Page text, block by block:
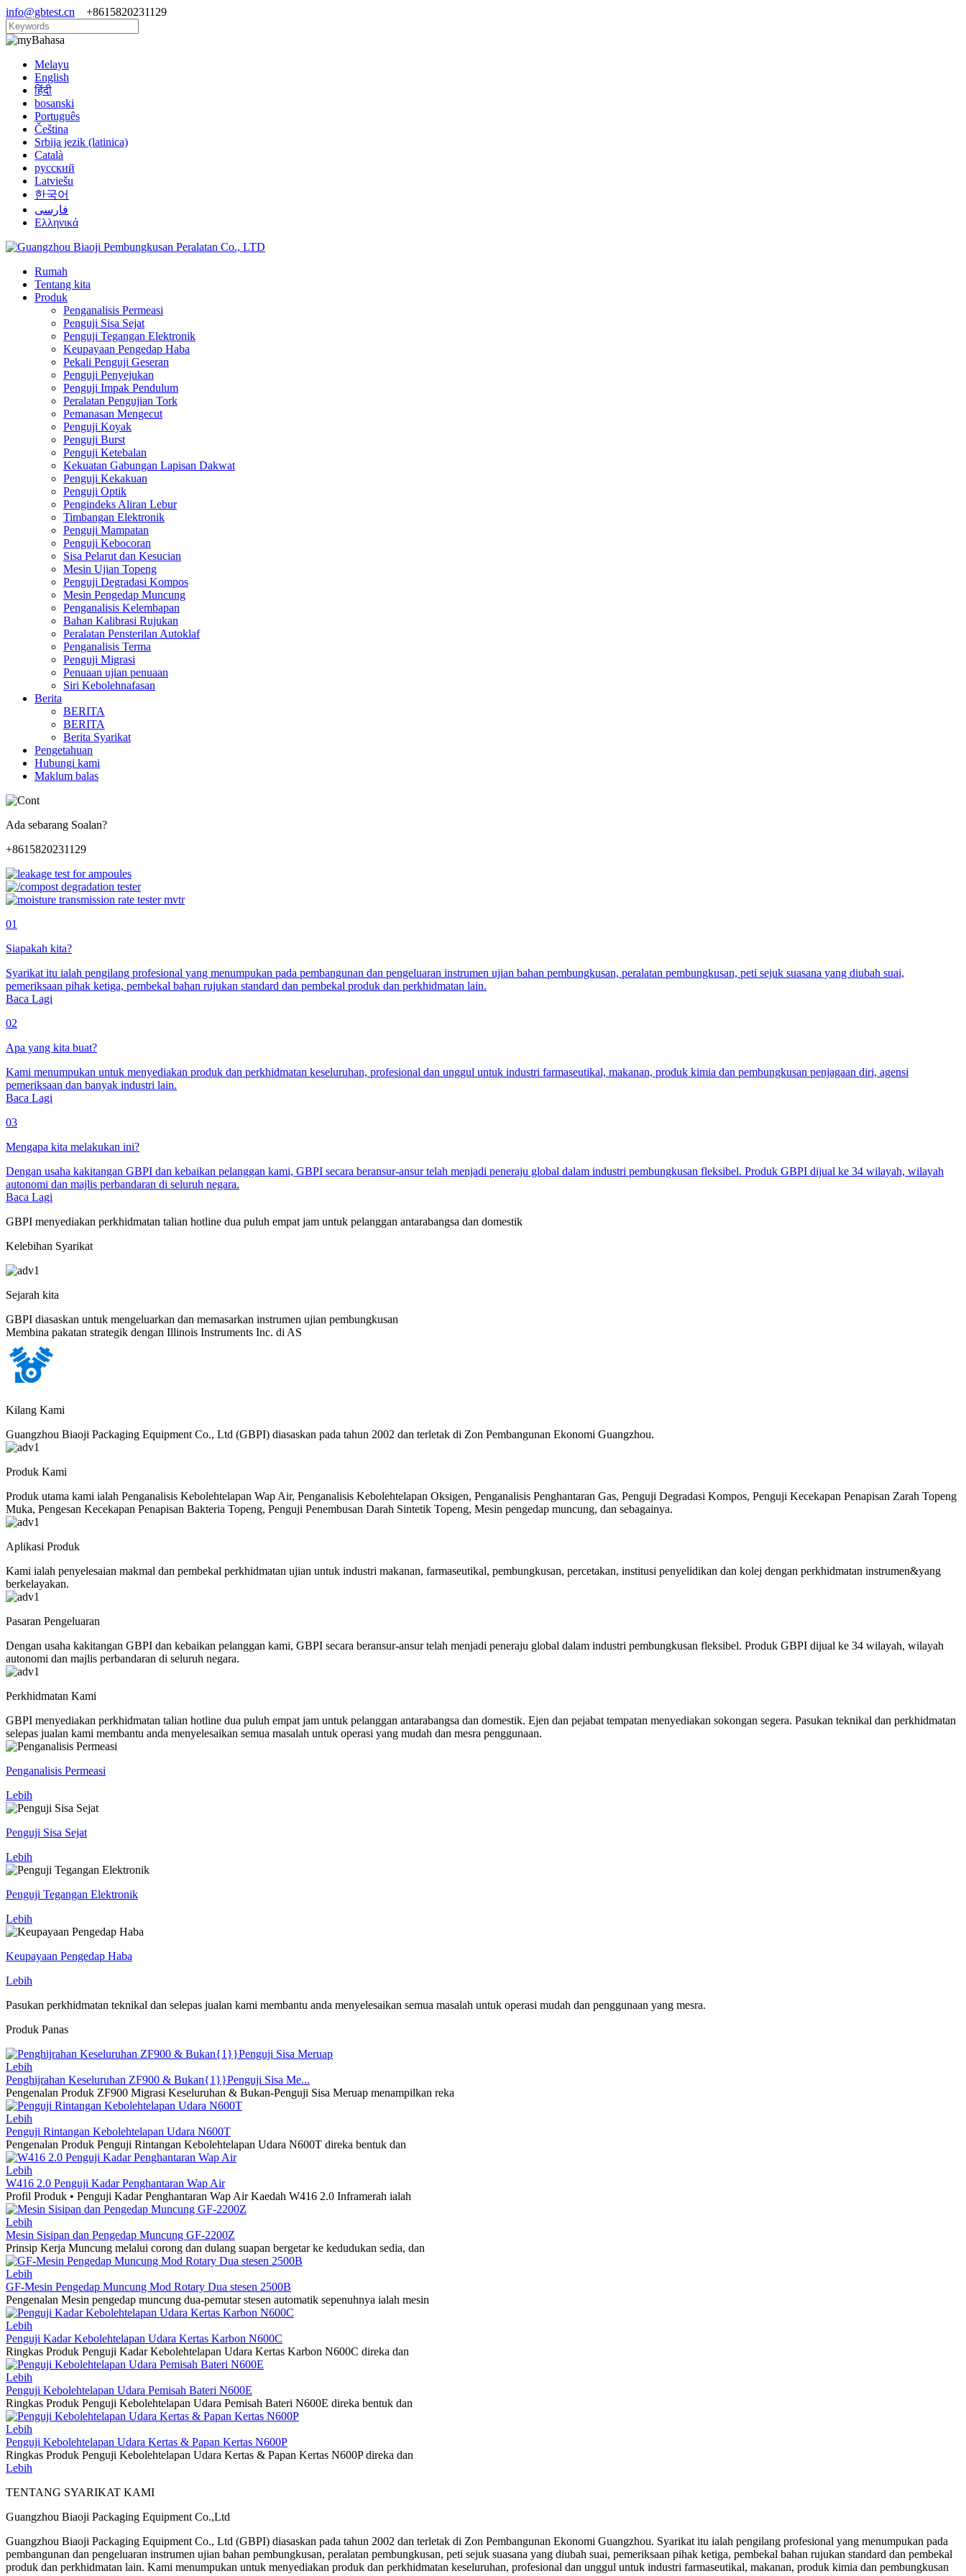
info@gbtest.cn +8615820231129
Bahasa
Melayu
English
हिंदी
bosanski
Português
Čeština
Srbija jezik (latinica)
Català
русский
Latviešu
한국어
فارسی
Ελληνικά
Rumah
Tentang kita
Produk
Penganalisis Permeasi
Penguji Sisa Sejat
Penguji Tegangan Elektronik
Keupayaan Pengedap Haba
Pekali Penguji Geseran
Penguji Penyejukan
Penguji Impak Pendulum
Peralatan Pengujian Tork
Pemanasan Mengecut
Penguji Koyak
Penguji Burst
Penguji Ketebalan
Kekuatan Gabungan Lapisan Dakwat
Penguji Kekakuan
Penguji Optik
Pengindeks Aliran Lebur
Timbangan Elektronik
Penguji Mampatan
Penguji Kebocoran
Sisa Pelarut dan Kesucian
Mesin Ujian Topeng
Penguji Degradasi Kompos
Mesin Pengedap Muncung
Penganalisis Kelembapan
Bahan Kalibrasi Rujukan
Peralatan Pensterilan Autoklaf
Penganalisis Terma
Penguji Migrasi
Penuaan ujian penuaan
Siri Kebolehnafasan
Berita
BERITA
BERITA
Berita Syarikat
Pengetahuan
Hubungi kami
Maklum balas
Ada sebarang Soalan?
+8615820231129
01
Siapakah kita?
Syarikat itu ialah pengilang profesional yang menumpukan pada pembangunan dan pengeluaran instrumen ujian bahan pembungkusan, peralatan pembungkusan, peti sejuk suasana yang diubah suai,
pemeriksaan pihak ketiga, pembekal bahan rujukan standard dan pembekal produk dan perkhidmatan lain.
Baca Lagi
02
Apa yang kita buat?
Kami menumpukan untuk menyediakan produk dan perkhidmatan keseluruhan, profesional dan unggul untuk industri farmaseutikal, makanan, produk kimia dan pembungkusan penjagaan diri, agensi
pemeriksaan dan banyak industri lain.
Baca Lagi
03
Mengapa kita melakukan ini?
Dengan usaha kakitangan GBPI dan kebaikan pelanggan kami, GBPI secara beransur-ansur telah menjadi peneraju global dalam industri pembungkusan fleksibel. Produk GBPI dijual ke 34 wilayah, wilayah
autonomi dan majlis perbandaran di seluruh negara.
Baca Lagi
GBPI menyediakan perkhidmatan talian hotline dua puluh empat jam untuk pelanggan antarabangsa dan domestik
Kelebihan Syarikat
Sejarah kita
GBPI diasaskan untuk mengeluarkan dan memasarkan instrumen ujian pembungkusan
Membina pakatan strategik dengan Illinois Instruments Inc. di AS
Kilang Kami
Guangzhou Biaoji Packaging Equipment Co., Ltd (GBPI) diasaskan pada tahun 2002 dan terletak di Zon Pembangunan Ekonomi Guangzhou.
Produk Kami
Produk utama kami ialah Penganalisis Kebolehtelapan Wap Air, Penganalisis Kebolehtelapan Oksigen, Penganalisis Penghantaran Gas, Penguji Degradasi Kompos, Penguji Kecekapan Penapisan Zarah Topeng
Muka, Pengesan Kecekapan Penapisan Bakteria Topeng, Penguji Penembusan Darah Sintetik Topeng, Mesin pengedap muncung, dan sebagainya.
Aplikasi Produk
Kami ialah penyelesaian makmal dan pembekal perkhidmatan ujian untuk industri makanan, farmaseutikal, pembungkusan, percetakan, institusi penyelidikan dan kolej dengan perkhidmatan instrumen&yang
berkelayakan.
Pasaran Pengeluaran
Dengan usaha kakitangan GBPI dan kebaikan pelanggan kami, GBPI secara beransur-ansur telah menjadi peneraju global dalam industri pembungkusan fleksibel. Produk GBPI dijual ke 34 wilayah, wilayah
autonomi dan majlis perbandaran di seluruh negara.
Perkhidmatan Kami
GBPI menyediakan perkhidmatan talian hotline dua puluh empat jam untuk pelanggan antarabangsa dan domestik. Ejen dan pejabat tempatan menyediakan sokongan segera. Pasukan teknikal dan perkhidmatan
selepas jualan kami membantu anda menyelesaikan semua masalah untuk operasi yang mudah dan mesra penggunaan.
Penganalisis Permeasi
Lebih
Penguji Sisa Sejat
Lebih
Penguji Tegangan Elektronik
Lebih
Keupayaan Pengedap Haba
Lebih
Pasukan perkhidmatan teknikal dan selepas jualan kami membantu anda menyelesaikan semua masalah untuk operasi mudah dan penggunaan yang mesra.
Produk Panas
Lebih
Penghijrahan Keseluruhan ZF900 & Bukan{1}}Penguji Sisa Me...
Pengenalan Produk ZF900 Migrasi Keseluruhan & Bukan-Penguji Sisa Meruap menampilkan reka
Lebih
Penguji Rintangan Kebolehtelapan Udara N600T
Pengenalan Produk Penguji Rintangan Kebolehtelapan Udara N600T direka bentuk dan
Lebih
W416 2.0 Penguji Kadar Penghantaran Wap Air
Profil Produk • Penguji Kadar Penghantaran Wap Air Kaedah W416 2.0 Inframerah ialah
Lebih
Mesin Sisipan dan Pengedap Muncung GF-2200Z
Prinsip Kerja Muncung melalui corong dan dulang suapan bergetar ke kedudukan sedia, dan
Lebih
GF-Mesin Pengedap Muncung Mod Rotary Dua stesen 2500B
Pengenalan Mesin pengedap muncung dua-pemutar stesen automatik sepenuhnya ialah mesin
Lebih
Penguji Kadar Kebolehtelapan Udara Kertas Karbon N600C
Ringkas Produk Penguji Kadar Kebolehtelapan Udara Kertas Karbon N600C direka dan
Lebih
Penguji Kebolehtelapan Udara Pemisah Bateri N600E
Ringkas Produk Penguji Kebolehtelapan Udara Pemisah Bateri N600E direka bentuk dan
Lebih
Penguji Kebolehtelapan Udara Kertas & Papan Kertas N600P
Ringkas Produk Penguji Kebolehtelapan Udara Kertas & Papan Kertas N600P direka dan
Lebih
TENTANG SYARIKAT KAMI
Guangzhou Biaoji Packaging Equipment Co.,Ltd
Guangzhou Biaoji Packaging Equipment Co., Ltd (GBPI) diasaskan pada tahun 2002 dan terletak di Zon Pembangunan Ekonomi Guangzhou. Syarikat itu ialah pengilang profesional yang menumpukan pada
pembangunan dan pengeluaran instrumen ujian bahan pembungkusan, peralatan pembungkusan, peti sejuk suasana yang diubah suai, pemeriksaan pihak ketiga, pembekal bahan rujukan standard dan pembekal
produk dan perkhidmatan lain. Kami menumpukan untuk menyediakan produk dan perkhidmatan keseluruhan, profesional dan unggul untuk industri farmaseutikal, makanan, produk kimia dan pembungkusan